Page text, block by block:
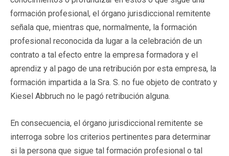
formación profesional, el órgano jurisdiccional remitente
señala que, mientras que, normalmente, la formación
profesional reconocida da lugar a la celebración de un
contrato a tal efecto entre la empresa formadora y el
aprendiz y al pago de una retribución por esta empresa, la
formación impartida a la Sra. S. no fue objeto de contrato y
Kiesel Abbruch no le pagó retribución alguna.
En consecuencia, el órgano jurisdiccional remitente se
interroga sobre los criterios pertinentes para determinar
si la persona que sigue tal formación profesional o tal